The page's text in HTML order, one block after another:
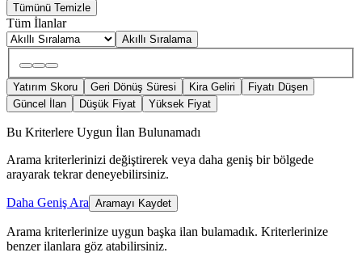
Tümünü Temizle
Tüm İlanlar
Akıllı Sıralama
Yatırım Skoru Geri Dönüş Süresi Kira Geliri
Fiyatı Düşen
Güncel İlan
Düşük Fiyat Yüksek Fiyat
Bu Kriterlere Uygun İlan Bulunamadı
Arama kriterlerinizi değiştirerek veya daha geniş bir bölgede
arayarak tekrar deneyebilirsiniz.
Daha Geniş Ara Aramayı Kaydet
Arama kriterlerinize uygun başka ilan bulamadık. Kriterlerinize
benzer ilanlara göz atabilirsiniz.